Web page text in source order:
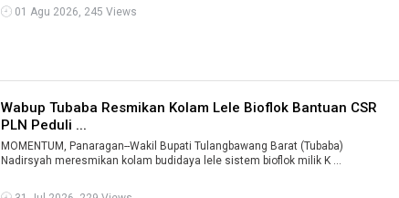
01 Agu 2026, 245 Views
Wabup Tubaba Resmikan Kolam Lele Bioflok Bantuan CSR
PLN Peduli ...
MOMENTUM, Panaragan--Wakil Bupati Tulangbawang Barat (Tubaba)
Nadirsyah meresmikan kolam budidaya lele sistem bioflok milik K ...